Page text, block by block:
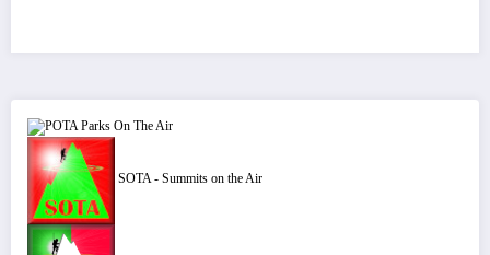
POTA Parks On The Air
SOTA - Summits on the Air